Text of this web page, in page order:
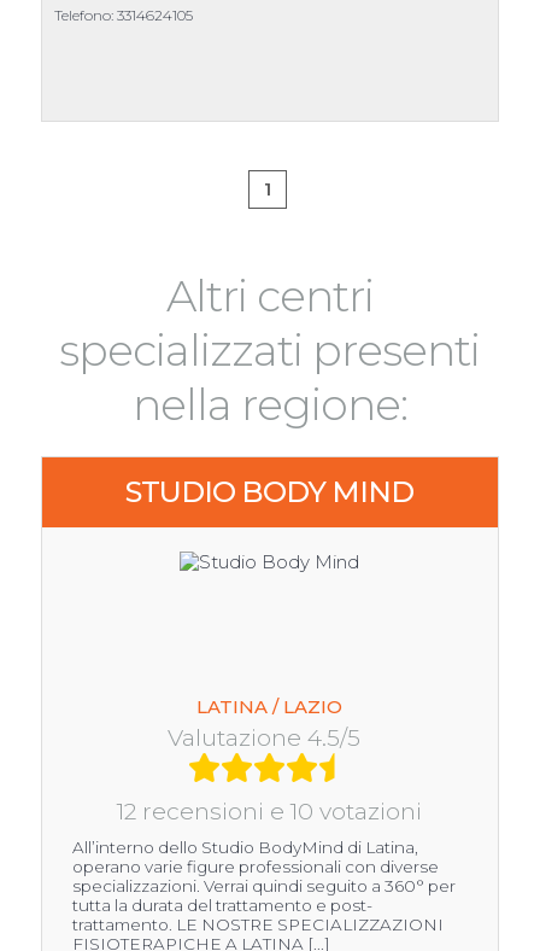
Telefono: 3314624105
1
Altri centri
specializzati presenti
nella regione:
STUDIO BODY MIND
LATINA / LAZIO
Valutazione 4.5/5
12 recensioni e 10 votazioni
All’interno dello Studio BodyMind di Latina,
operano varie figure professionali con diverse
specializzazioni. Verrai quindi seguito a 360° per
tutta la durata del trattamento e post-
trattamento. LE NOSTRE SPECIALIZZAZIONI
FISIOTERAPICHE A LATINA [...]